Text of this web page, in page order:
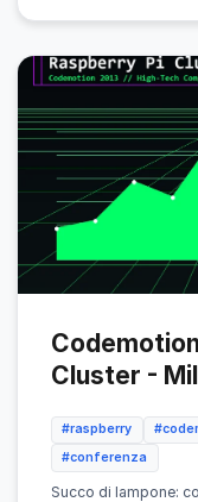
Cluster -
#raspberry
#conferenza
Succo di lampone: